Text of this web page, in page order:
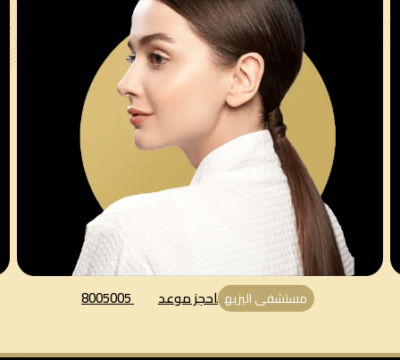
مستشفى اليزيه احجز موعد 8005005